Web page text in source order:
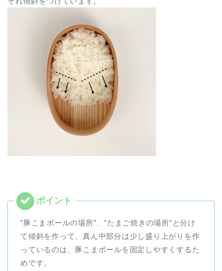
”豚こまボールの場所”、”たまご焼きの場所”と分け
て傾斜を作って、真ん中部分は少し盛り上がりを作
っているのは、豚こまボールを固定しやすくするた
めです。